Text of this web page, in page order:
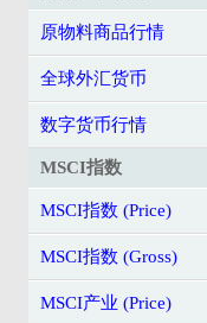
原物料商品行情
全球外汇货币
数字货币行情
MSCI指数
MSCI指数 (Price)
MSCI指数 (Gross)
MSCI产业 (Price)